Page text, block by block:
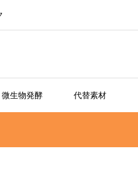
微生物発酵 代替素材